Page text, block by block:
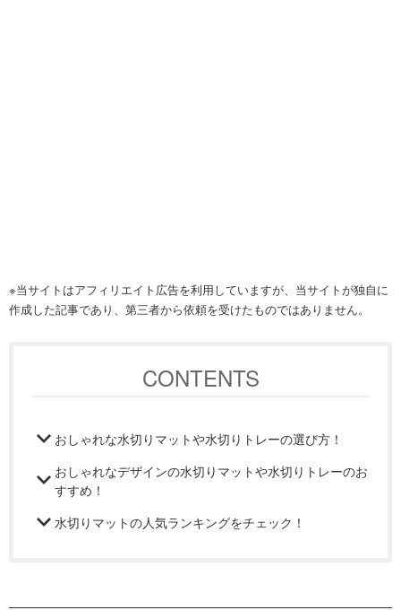
※当サイトはアフィリエイト広告を利用していますが、当サイトが独自に
作成した記事であり、第三者から依頼を受けたものではありません。
CONTENTS
おしゃれな水切りマットや水切りトレーの選び方！
おしゃれなデザインの水切りマットや水切りトレーのお
すすめ！
水切りマットの人気ランキングをチェック！